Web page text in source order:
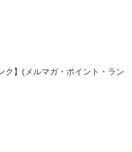
ク】(メルマガ・ポイント・ラン